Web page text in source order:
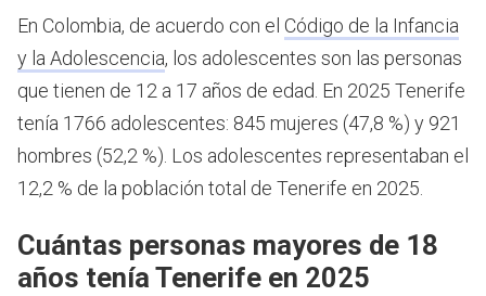
En Colombia, de acuerdo con el Código de la Infancia
y la Adolescencia, los adolescentes son las personas
que tienen de 12 a 17 años de edad. En 2025 Tenerife
tenía 1766 adolescentes: 845 mujeres (47,8 %) y 921
hombres (52,2 %). Los adolescentes representaban el
12,2 % de la población total de Tenerife en 2025.
Cuántas personas mayores de 18
años tenía Tenerife en 2025